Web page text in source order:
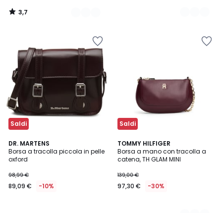
49,99
€
50%
di
sconto
applicato.
3,7
/
Saldi
DR. MARTENS
Borsa a tracolla piccola in pelle
oxford
98,99 €
89,09 € -10%
Saldi
TOMMY HILFIGER
Borsa a mano con tracolla a
catena, TH GLAM MINI
139,00 €
97,30 € -30%
2
Colori